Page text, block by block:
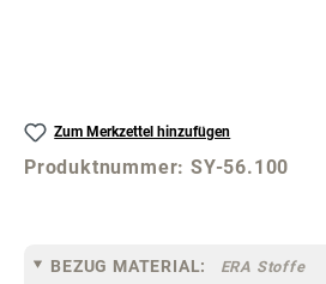
Zum Merkzettel hinzufügen
Produktnummer:SY-56.100
BEZUG MATERIAL: ERA Stoffe